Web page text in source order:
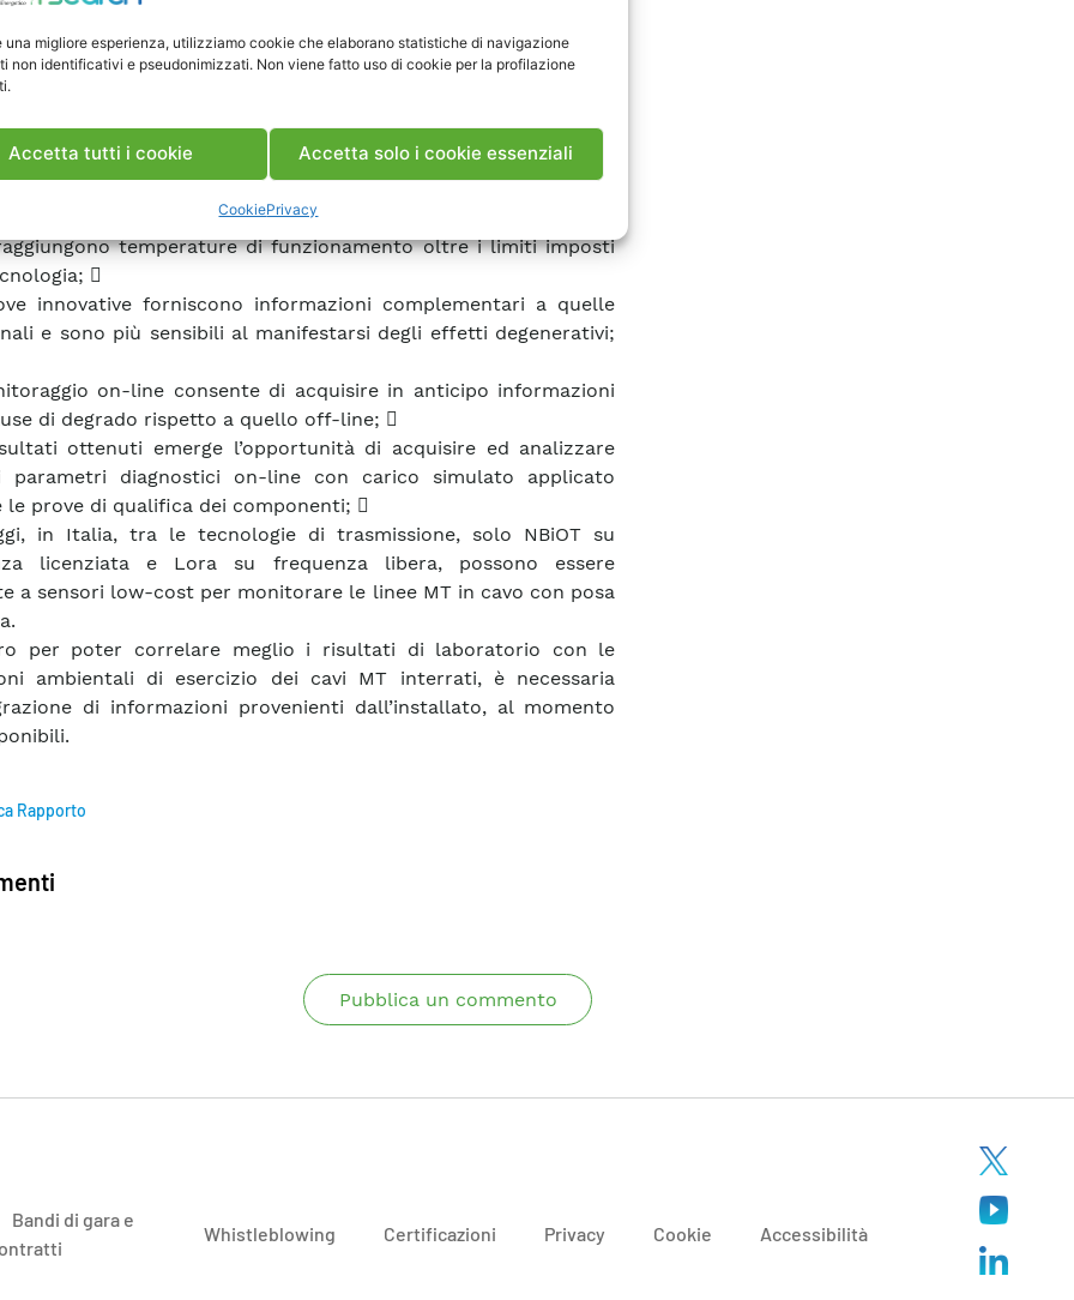
una migliore esperienza, utilizziamo cookie che elaborano statistiche di navigazione
non identificativi e pseudonimizzati. Non viene fatto uso di cookie per la profilazione
Accetta tutti i cookie Accetta solo i cookie essenziali
CookiePrivacy
ambiente si manifestano in modo lieve o sono mascherati.
facility ha consentito sperimentazioni preliminari su nuove
di trasmissione che in futuro probabilmente saranno
nella gestione dell’Internet of Thing.
finora non sia stata considerata l’umidità del terreno, si può
giunti in presenza di tensione applicata e a pari condizione di
temperature di funzionamento oltre i limiti imposti

innovative forniscono informazioni complementari a quelle
e sono più sensibili al manifestarsi degli effetti degenerativi;
on-line consente di acquisire in anticipo informazioni
di degrado rispetto a quello off-line; 
ottenuti emerge l’opportunità di acquisire ed analizzare
parametri diagnostici on-line con carico simulato applicato
le prove di qualifica dei componenti; 
in Italia, tra le tecnologie di trasmissione, solo NBiOT su
licenziata e Lora su frequenza libera, possono essere
a sensori low-cost per monitorare le linee MT in cavo con posa
per poter correlare meglio i risultati di laboratorio con le
ambientali di esercizio dei cavi MT interrati, è necessaria
di informazioni provenienti dall’installato, al momento
Rapporto
Pubblica un commento
Bandi di gara e
Whistleblowing Certificazioni Privacy Cookie Accessibilità